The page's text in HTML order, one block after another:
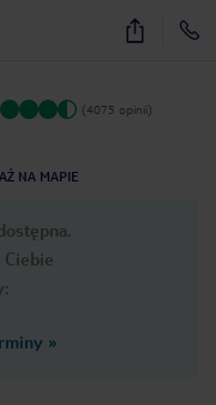
57
(4075 opinii)
NA MAPIE
»